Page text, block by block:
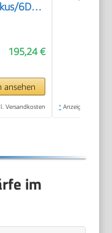
6D
HD
195,24 €
ansehen
Versandkosten * Anzeige
im